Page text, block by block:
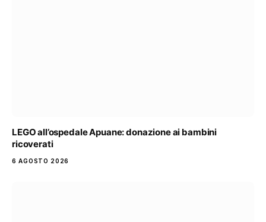
LEGO all’ospedale Apuane: donazione ai bambini
ricoverati
6 AGOSTO 2026